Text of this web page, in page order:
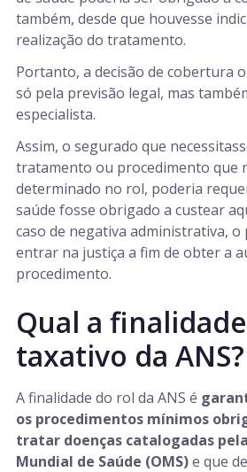
também, desde que houvesse
realização do tratamento.
Portanto, a decisão de cobertura
só pela previsão legal, mas
especialista.
Assim, o segurado que
tratamento ou procedimento que
determinado no rol, poderia
saúde fosse obrigado a custear
caso de negativa administrativa, o
entrar na justiça a fim de obter a
procedimento.
Qual a
taxativo da ANS?
A finalidade do rol da ANS é
os procedimentos mínimos
tratar doenças catalogadas
Mundial de Saúde (OMS)e que